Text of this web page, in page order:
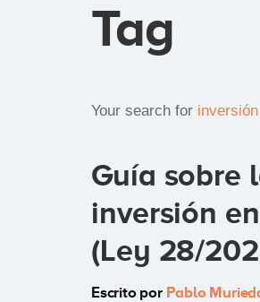
Tag
Your search for
Guía sobre
inversión
(Ley 28/
Escrito por Pablo